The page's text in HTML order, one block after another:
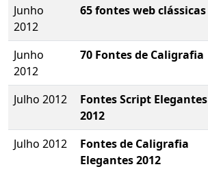
Junho
2012
65 fontes web clássicas
Junho
2012
70 Fontes de Caligrafia
Julho 2012
Fontes Script Elegantes
2012
Julho 2012
Fontes de Caligrafia
Elegantes 2012